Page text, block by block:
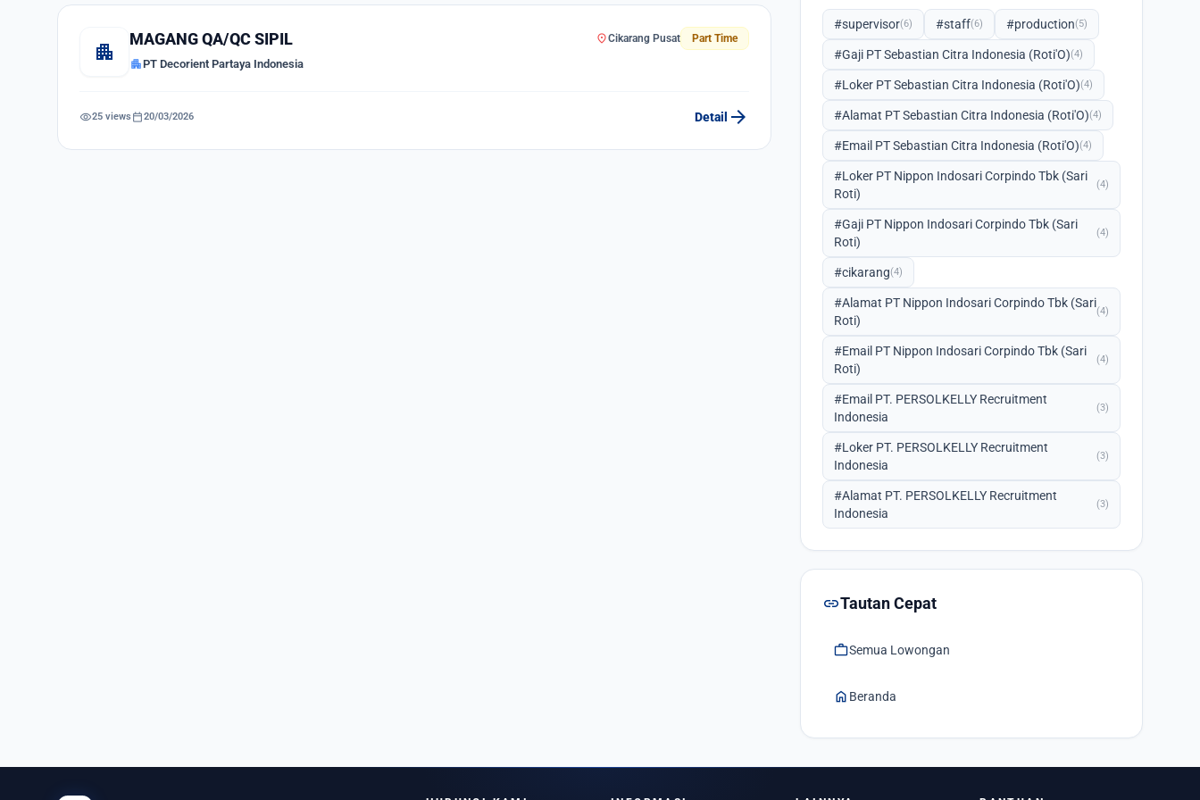
apartment
MAGANG QA/QC SIPIL
apartmentPT Decorient Partaya Indonesia
location_onCikarang Pusat Part Time
visibility25 views calendar_today20/03/2026 Detail arrow_forward
#supervisor(6) #staff(6) #production(5)
#Gaji PT Sebastian Citra Indonesia (Roti'O)(4)
#Loker PT Sebastian Citra Indonesia (Roti'O)(4)
#Alamat PT Sebastian Citra Indonesia (Roti'O)(4)
#Email PT Sebastian Citra Indonesia (Roti'O)(4)
#Loker PT Nippon Indosari Corpindo Tbk (Sari
Roti)
(4)
#Gaji PT Nippon Indosari Corpindo Tbk (Sari
Roti)
(4)
#cikarang(4)
#Alamat PT Nippon Indosari Corpindo Tbk (Sari
Roti)
(4)
#Email PT Nippon Indosari Corpindo Tbk (Sari
Roti)
(4)
#Email PT. PERSOLKELLY Recruitment
Indonesia
(3)
#Loker PT. PERSOLKELLY Recruitment
Indonesia
(3)
#Alamat PT. PERSOLKELLY Recruitment
Indonesia
(3)
linkTautan Cepat
workSemua Lowongan
home Beranda